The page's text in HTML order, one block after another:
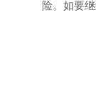
险。如要